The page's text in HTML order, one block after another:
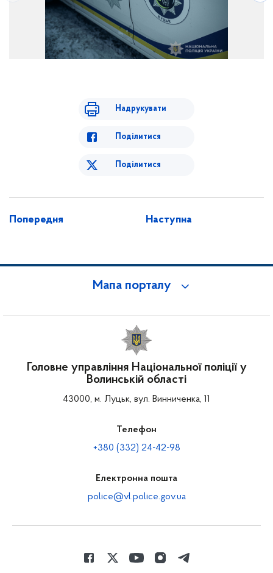
Надрукувати
Поділитися
Поділитися
Попередня Наступна
Мапа порталу
Головне управління Національної поліції у
Волинській області
43000, м. Луцьк, вул. Винниченка, 11
Телефон
+380 (332) 24-42-98
Електронна пошта
police@vl.police.gov.ua